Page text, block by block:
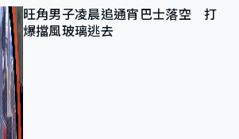
旺角男子凌晨追通宵巴士落空 打
爆擋風玻璃逃去